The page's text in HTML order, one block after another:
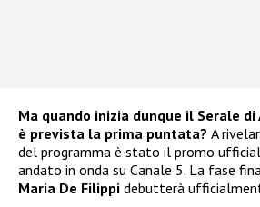
Ma quando inizia dunque il Serale di
è prevista la prima puntata? A
del programma è stato il promo
andato in onda su Canale 5. La fase
Maria De Filippi debutterà